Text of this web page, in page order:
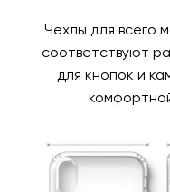
Чехлы для всего
соответствуют
для кнопок и